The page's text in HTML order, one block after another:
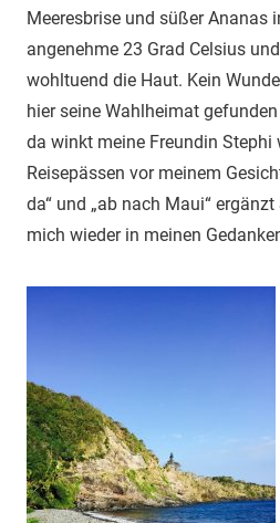
Meeresbrise und süßer Ananas
angenehme 23 Grad Celsius
wohltuend die Haut. Kein
hier seine Wahlheimat
da winkt meine Freundin Stephi
Reisepässen vor meinem
da“ und „ab nach Maui“
mich wieder in meinen